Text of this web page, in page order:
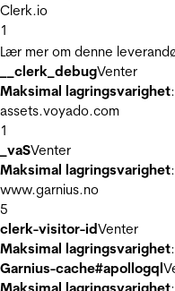
Clerk.io
1
Lær mer om denne
__clerk_debugVenter
Maksimal lagringsvarighet
assets.voyado.com
1
_vaSVenter
Maksimal lagringsvarighet
www.garnius.no
5
clerk-visitor-idVenter
Maksimal lagringsvarighet
Garnius-cache#apollogql